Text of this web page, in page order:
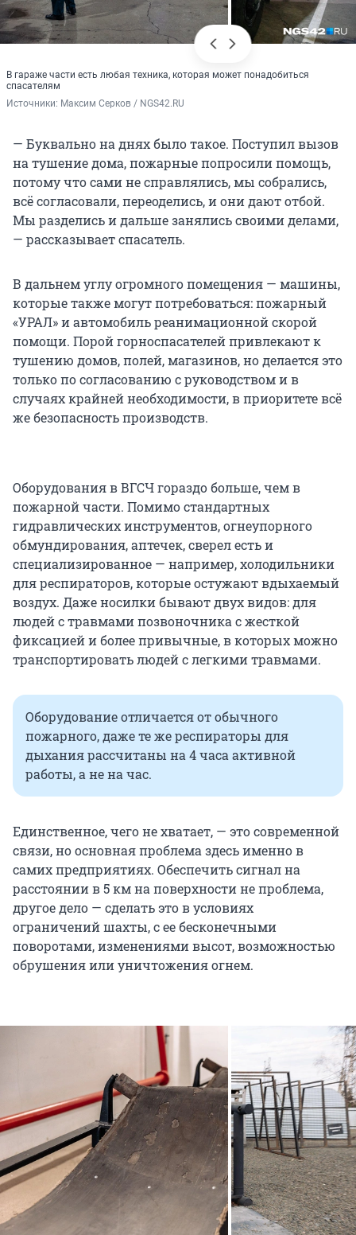
В гараже части есть любая техника, которая может понадобиться
спасателям
Источники: Максим Серков / NGS42.RU
— Буквально на днях было такое. Поступил вызов
на тушение дома, пожарные попросили помощь,
потому что сами не справлялись, мы собрались,
всё согласовали, переоделись, и они дают отбой.
Мы разделись и дальше занялись своими делами,
— рассказывает спасатель.
В дальнем углу огромного помещения — машины,
которые также могут потребоваться: пожарный
«УРАЛ» и автомобиль реанимационной скорой
помощи. Порой горноспасателей привлекают к
тушению домов, полей, магазинов, но делается это
только по согласованию с руководством и в
случаях крайней необходимости, в приоритете всё
же безопасность производств.
Оборудования в ВГСЧ гораздо больше, чем в
пожарной части. Помимо стандартных
гидравлических инструментов, огнеупорного
обмундирования, аптечек, сверел есть и
специализированное — например, холодильники
для респираторов, которые остужают вдыхаемый
воздух. Даже носилки бывают двух видов: для
людей с травмами позвоночника с жесткой
фиксацией и более привычные, в которых можно
транспортировать людей с легкими травмами.
Оборудование отличается от обычного
пожарного, даже те же респираторы для
дыхания рассчитаны на 4 часа активной
работы, а не на час.
Единственное, чего не хватает, — это современной
связи, но основная проблема здесь именно в
самих предприятиях. Обеспечить сигнал на
расстоянии в 5 км на поверхности не проблема,
другое дело — сделать это в условиях
ограничений шахты, с ее бесконечными
поворотами, изменениями высот, возможностью
обрушения или уничтожения огнем.